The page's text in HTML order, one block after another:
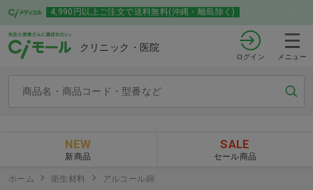
4,990円以上ご注文で送料無料(沖縄・離島除く)
クリニック・医院
ログイン メニュー
NEW
新商品
SALE
セール商品
ホーム 衛生材料 アルコール綿